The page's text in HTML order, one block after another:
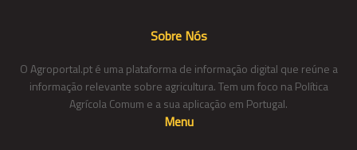
Sobre Nós
O Agroportal.pt é uma plataforma de informação digital que reúne a
informação relevante sobre agricultura. Tem um foco na Política
Agrícola Comum e a sua aplicação em Portugal.
Menu